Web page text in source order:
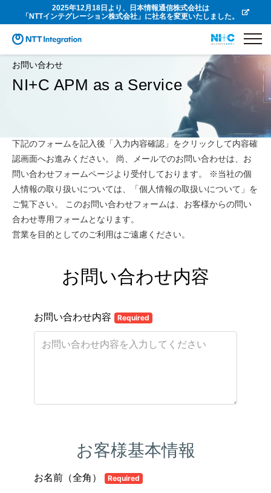
2025年12月18日より、日本情報通信株式会社は
「NTTインテグレーション株式会社」に社名を変更いたしました。
お問い合わせ
NI+C APM as a Service
下記のフォームを記入後「入力内容確認」をクリックして内容確
認画面へお進みください。 尚、メールでのお問い合わせは、お
問い合わせフォームページより受付しております。 ※当社の個
人情報の取り扱いについては、「個人情報の取扱いについて」を
ご覧下さい。 このお問い合わせフォームは、お客様からの問い
合わせ専用フォームとなります。
営業を目的としてのご利用はご遠慮ください。